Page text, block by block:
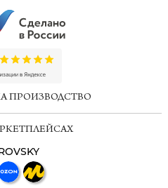
ПРОИЗВОДСТВО